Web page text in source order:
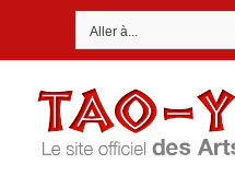
Aller à...